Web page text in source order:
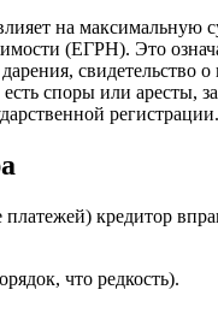
на максимальную
(ЕГРН). Это
споры или аресты,
кредитор
что редкость).